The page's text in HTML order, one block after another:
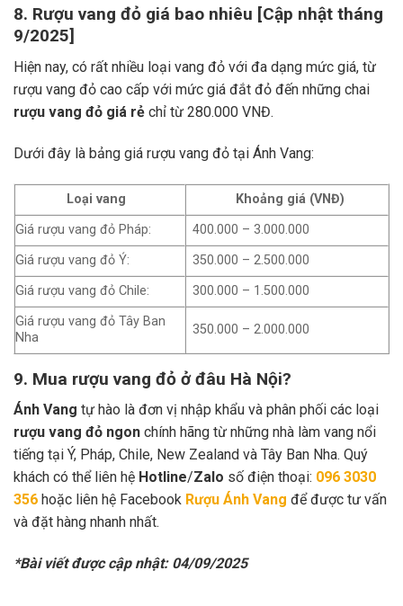
8. Rượu vang đỏ giá bao nhiêu [Cập nhật tháng
9/2025]
Hiện nay, có rất nhiều loại vang đỏ với đa dạng mức giá, từ
rượu vang đỏ cao cấp với mức giá đắt đỏ đến những chai
rượu vang đỏ giá rẻ chỉ từ 280.000 VNĐ.
Dưới đây là bảng giá rượu vang đỏ tại Ánh Vang:
Loại vang
Khoảng giá (VNĐ)
Giá rượu vang đỏ Pháp:
400.000 – 3.000.000
Giá rượu vang đỏ Ý:
350.000 – 2.500.000
Giá rượu vang đỏ Chile:
300.000 – 1.500.000
Giá rượu vang đỏ Tây Ban
Nha
350.000 – 2.000.000
9. Mua rượu vang đỏ ở đâu Hà Nội?
Ánh Vang tự hào là đơn vị nhập khẩu và phân phối các loại
rượu vang đỏ ngon chính hãng từ những nhà làm vang nổi
tiếng tại Ý, Pháp, Chile, New Zealand và Tây Ban Nha. Quý
khách có thể liên hệ Hotline/Zalo số điện thoại: 096 3030
356 hoặc liên hệ Facebook Rượu Ánh Vang để được tư vấn
và đặt hàng nhanh nhất.
*Bài viết được cập nhật: 04/09/2025